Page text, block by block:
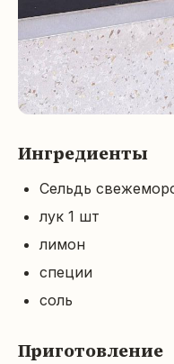
Ингредиенты
Сельдь
лук 1 шт
лимон
специи
соль
Приготовление